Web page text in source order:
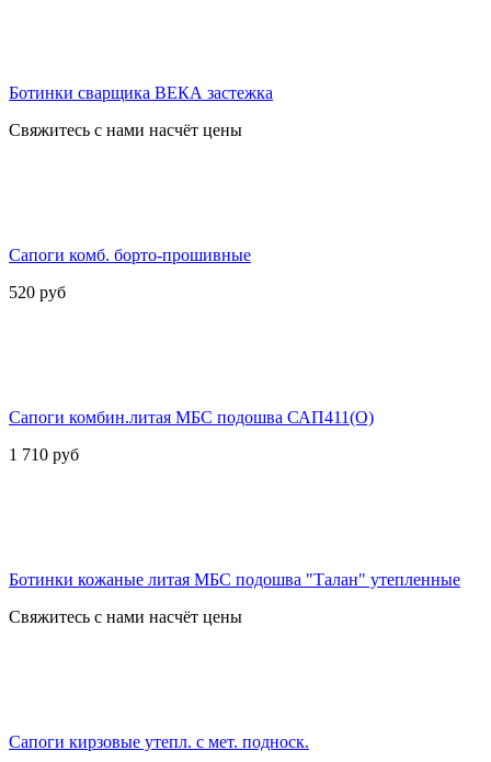
Ботинки сварщика ВЕКА застежка
Свяжитесь с нами насчёт цены
Сапоги комб. борто-прошивные
520 руб
Сапоги комбин.литая МБС подошва САП411(О)
1 710 руб
Ботинки кожаные литая МБС подошва "Талан" утепленные
Свяжитесь с нами насчёт цены
Сапоги кирзовые утепл. с мет. подноск.